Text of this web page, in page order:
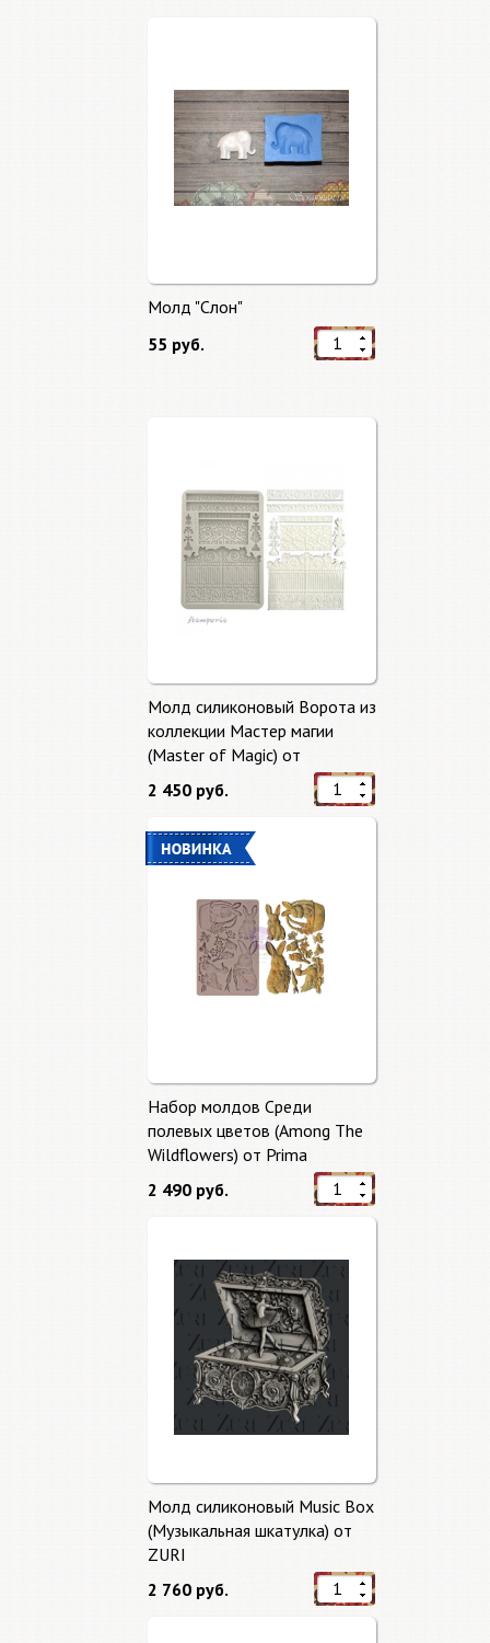
Молд "Слон"
55 руб.
Молд силиконовый Ворота из
коллекции Мастер магии
(Master of Magic) от
Stamperia
2 450 руб.
Набор молдов Среди
полевых цветов (Among The
Wildflowers) от Prima
Marketing
2 490 руб.
Молд силиконовый Music Box
(Музыкальная шкатулка) от
ZURI
2 760 руб.